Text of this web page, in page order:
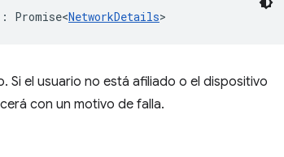
: Promise<NetworkDetails>
Si el usuario no está afiliado o el dispositivo
con un motivo de falla.